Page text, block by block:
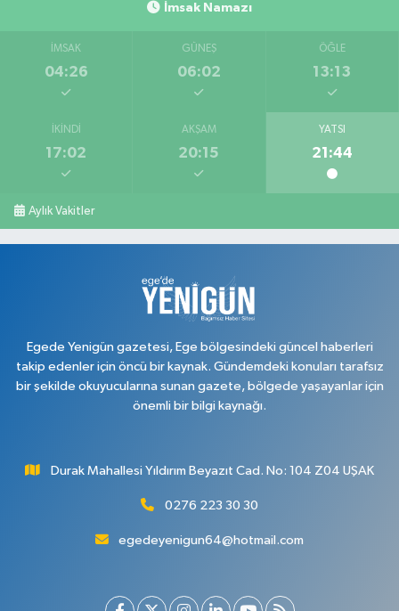
İmsak Namazı
İMSAK
04:26
GÜNEŞ
06:02
ÖĞLE
13:13
İKINDI
17:02
AKŞAM
20:15
YATSI
21:44
Aylık Vakitler
Egede Yenigün gazetesi, Ege bölgesindeki güncel haberleri
takip edenler için öncü bir kaynak. Gündemdeki konuları tarafsız
bir şekilde okuyucularına sunan gazete, bölgede yaşayanlar için
önemli bir bilgi kaynağı.
Durak Mahallesi Yıldırım Beyazıt Cad. No: 104 Z04 UŞAK
0276 223 30 30
egedeyenigun64@hotmail.com